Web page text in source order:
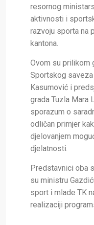
resornog
aktivnosti i
razvoju sporta na
kantona.
Ovom su prilikom
Sportskog
Kasumović i
grada Tuzla Mara
sporazum o
odličan primjer
djelovanjem
djelatnosti.
Predstavnici oba
su ministru
sport i mlade TK
realizaciji